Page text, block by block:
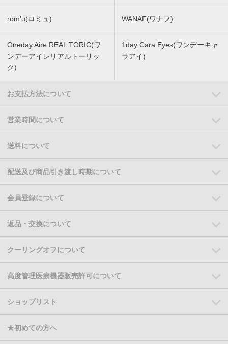
rom'u(ロミュ) WANAF(ワナフ)
Oneday Aire REAL TORIC(ワ
ンデーアイレリアルトーリッ
ク)
1day Cara Eyes(ワンデーキャ
ラアイ)
お支払方法について
営業時間について
送料について
配送及び商品引き渡し時期について
会員登録について
返品・交換について
クーリングオフについて
高度管理医療機器販売許可について
ショップリスト
★初めての方へ